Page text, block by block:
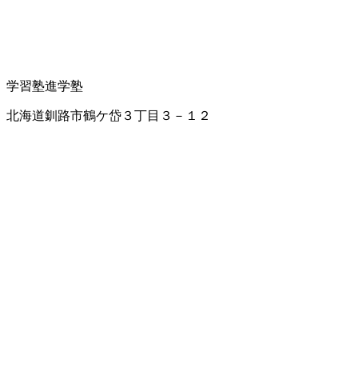
学習塾進学塾
北海道釧路市鶴ケ岱３丁目３－１２